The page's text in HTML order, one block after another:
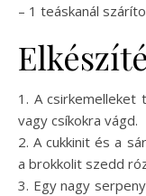
– 1 teáskanál
1. A
vagy csíkokra vágd.
2. A cukkinit és a
a brokkolit szedd
3. Egy nagy